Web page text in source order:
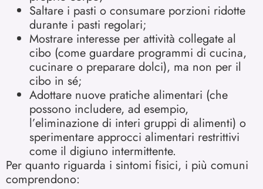
Saltare i pasti o consumare porzioni ridotte
durante i pasti regolari;
Mostrare interesse per attività collegate al
cibo (come guardare programmi di cucina,
cucinare o preparare dolci), ma non per il
cibo in sé;
Adottare nuove pratiche alimentari (che
possono includere, ad esempio,
l’eliminazione di interi gruppi di alimenti) o
sperimentare approcci alimentari restrittivi
come il digiuno intermittente.
Per quanto riguarda i sintomi fisici, i più comuni
comprendono: